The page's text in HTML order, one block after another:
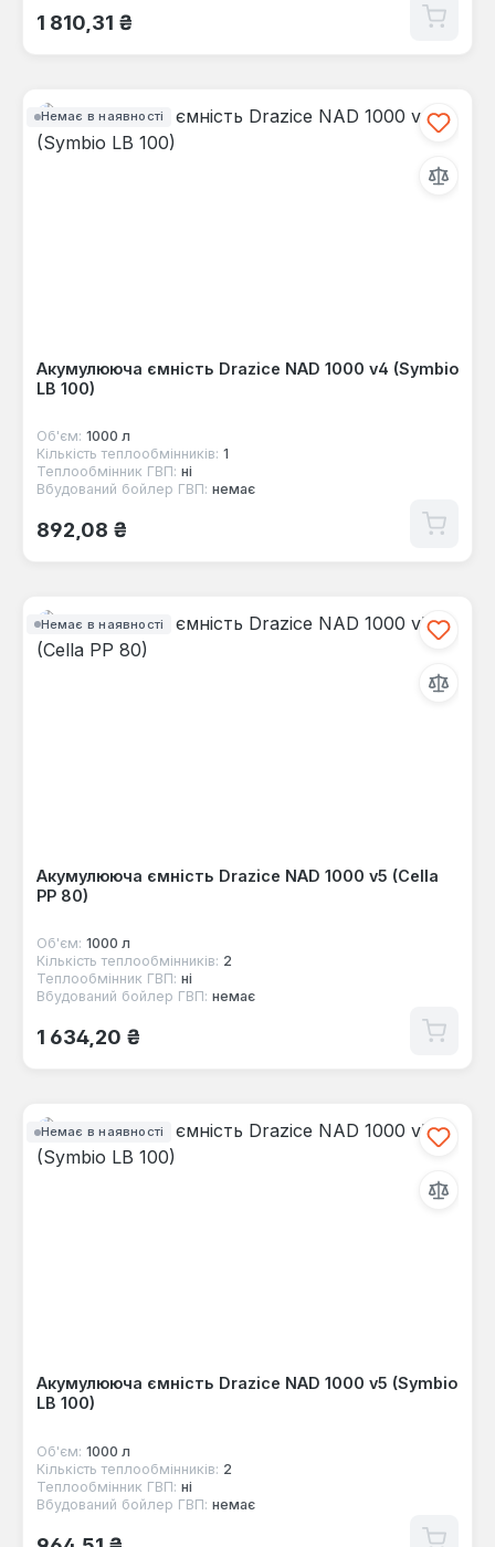
Звичайна ціна:
1 810,31 ₴
Немає в наявності
Акумулююча ємність Drazice NAD 1000 v4 (Symbio
LB 100)
Об'єм: 1000 л
Кількість теплообмінників: 1
Теплообмінник ГВП: ні
Вбудований бойлер ГВП: немає
Звичайна ціна:
892,08 ₴
Немає в наявності
Акумулююча ємність Drazice NAD 1000 v5 (Cella
PP 80)
Об'єм: 1000 л
Кількість теплообмінників: 2
Теплообмінник ГВП: ні
Вбудований бойлер ГВП: немає
Звичайна ціна:
1 634,20 ₴
Немає в наявності
Акумулююча ємність Drazice NAD 1000 v5 (Symbio
LB 100)
Об'єм: 1000 л
Кількість теплообмінників: 2
Теплообмінник ГВП: ні
Вбудований бойлер ГВП: немає
Звичайна ціна: